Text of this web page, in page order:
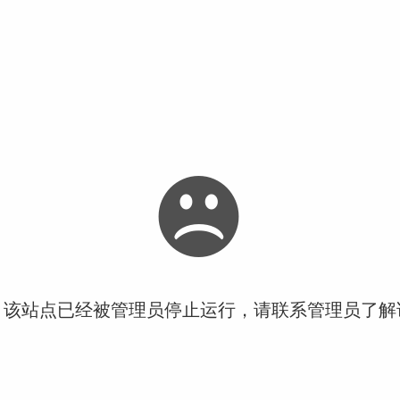
站点已经被管理员停止运行，请联系管理员了